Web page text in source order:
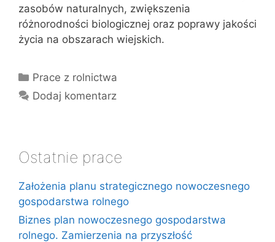
zasobów naturalnych, zwiększenia
różnorodności biologicznej oraz poprawy jakości
życia na obszarach wiejskich.
Kategorie
Prace z rolnictwa
Dodaj komentarz
Ostatnie prace
Założenia planu strategicznego nowoczesnego
gospodarstwa rolnego
Biznes plan nowoczesnego gospodarstwa
rolnego. Zamierzenia na przyszłość